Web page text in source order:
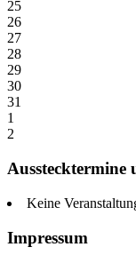
25
26
27
28
29
30
31
1
2
Ausstecktermine
Keine
Impressum